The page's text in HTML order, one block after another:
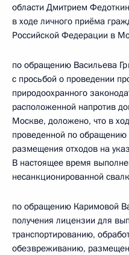
области Дмитрием
в ходе личного приёма
Российской Федерации в
по обращению Васильева
с просьбой о проведении
природоохранного
расположенной напротив
Москве, доложено, что в
проведенной по обращению
размещения отходов на
В настоящее время
несанкционированной
по обращению Каримовой
получения лицензии для
транспортированию,
обезвреживанию,